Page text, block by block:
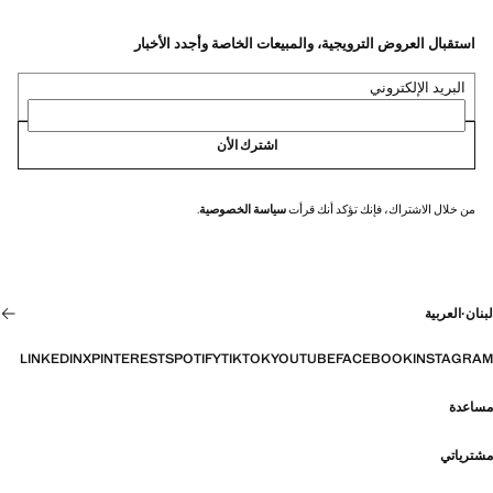
استقبال العروض الترويجية، والمبيعات الخاصة وأجدد الأخبار
البريد الإلكتروني
اشترك الأن
من خلال الاشتراك، فإنك تؤكد أنك قرأتسياسة الخصوصية.
لبنان·العربية
INSTAGRAM
FACEBOOK
YOUTUBE
TIKTOK
SPOTIFY
PINTEREST
X
LINKEDIN
مساعدة
مشترياتي